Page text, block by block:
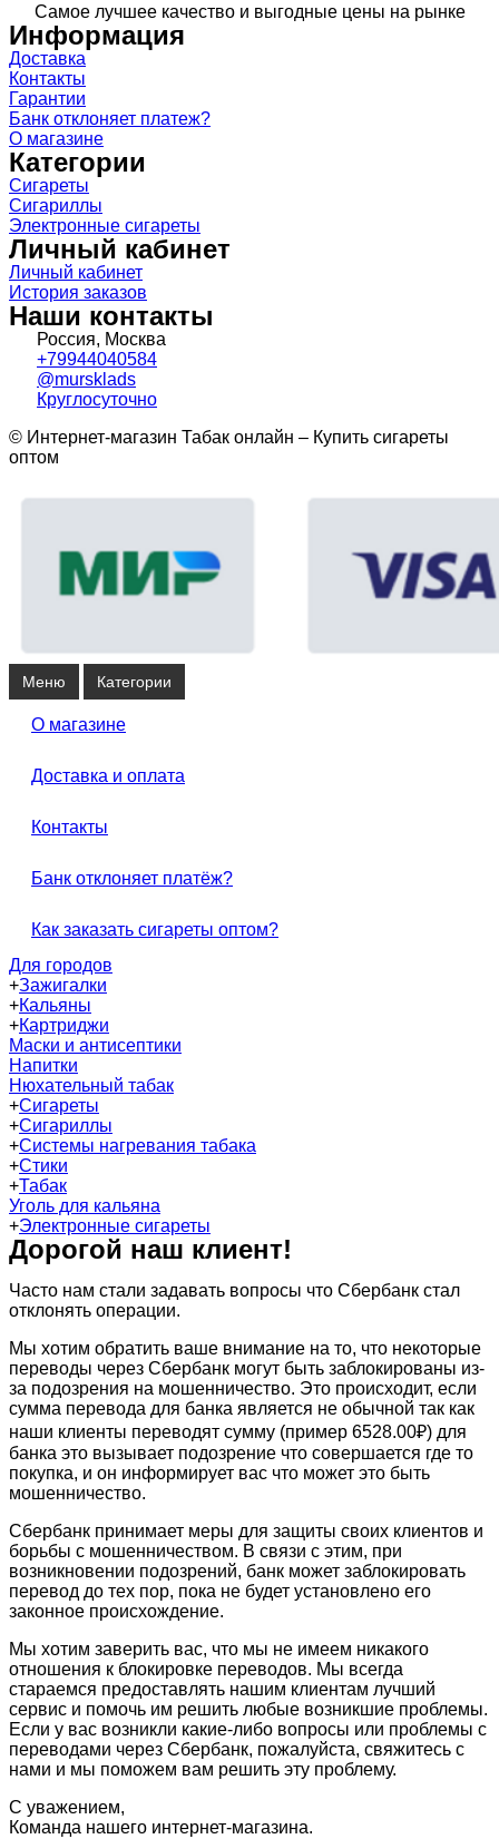
Самое лучшее качество и выгодные цены на рынке
Информация
Доставка
Контакты
Гарантии
Банк отклоняет платеж?
О магазине
Категории
Сигареты
Сигариллы
Электронные сигареты
Личный кабинет
Личный кабинет
История заказов
Наши контакты
Россия, Москва
+79944040584
@mursklads
Круглосуточно
© Интернет-магазин Табак онлайн – Купить сигареты
оптом
Меню Категории
О магазине
Доставка и оплата
Контакты
Банк отклоняет платёж?
Как заказать сигареты оптом?
Для городов
+Зажигалки
+Кальяны
+Картриджи
Маски и антисептики
Напитки
Нюхательный табак
+Сигареты
+Сигариллы
+Системы нагревания табака
+Стики
+Табак
Уголь для кальяна
+Электронные сигареты
Дорогой наш клиент!
Часто нам стали задавать вопросы что Сбербанк стал
отклонять операции.
Мы хотим обратить ваше внимание на то, что некоторые
переводы через Сбербанк могут быть заблокированы из-
за подозрения на мошенничество. Это происходит, если
сумма перевода для банка является не обычной так как
наши клиенты переводят сумму (пример 6528.00₽) для
банка это вызывает подозрение что совершается где то
покупка, и он информирует вас что может это быть
мошенничество.
Сбербанк принимает меры для защиты своих клиентов и
борьбы с мошенничеством. В связи с этим, при
возникновении подозрений, банк может заблокировать
перевод до тех пор, пока не будет установлено его
законное происхождение.
Мы хотим заверить вас, что мы не имеем никакого
отношения к блокировке переводов. Мы всегда
стараемся предоставлять нашим клиентам лучший
сервис и помочь им решить любые возникшие проблемы.
Если у вас возникли какие-либо вопросы или проблемы с
переводами через Сбербанк, пожалуйста, свяжитесь с
нами и мы поможем вам решить эту проблему.
С уважением,
Команда нашего интернет-магазина.